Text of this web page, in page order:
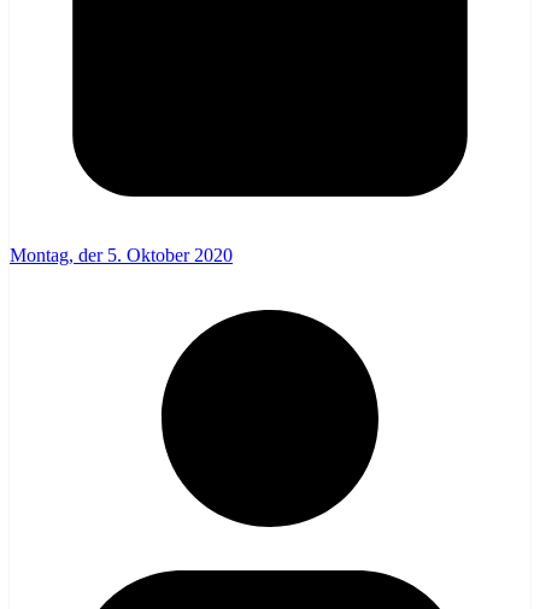
Montag, der 5. Oktober 2020